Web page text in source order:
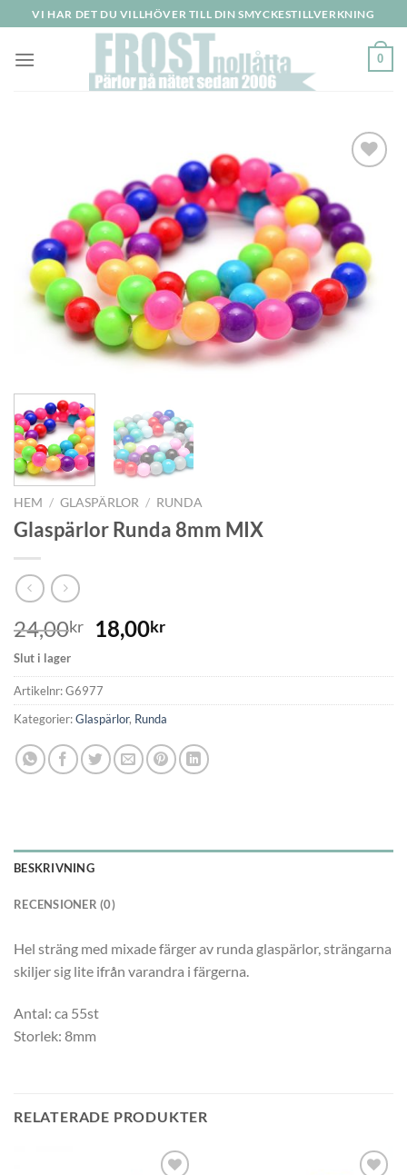
to
content
VI HAR DET DU VILLHÖVER TILL DIN SMYCKESTILLVERKNING
0
till i
önskelistan
HEM / GLASPÄRLOR / RUNDA
Glaspärlor Runda 8mm MIX
24,00kr 18,00kr
Slut i lager
Artikelnr:G6977
Kategorier:Glaspärlor, Runda
BESKRIVNING
RECENSIONER (0)
Hel sträng med mixade färger av runda glaspärlor, strängarna
skiljer sig lite ifrån varandra i färgerna.
Antal: ca 55st
Storlek: 8mm
RELATERADE PRODUKTER